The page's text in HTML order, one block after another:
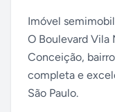
Imóvel
O Boulevard Vila
Conceição,
completa e
São Paulo.